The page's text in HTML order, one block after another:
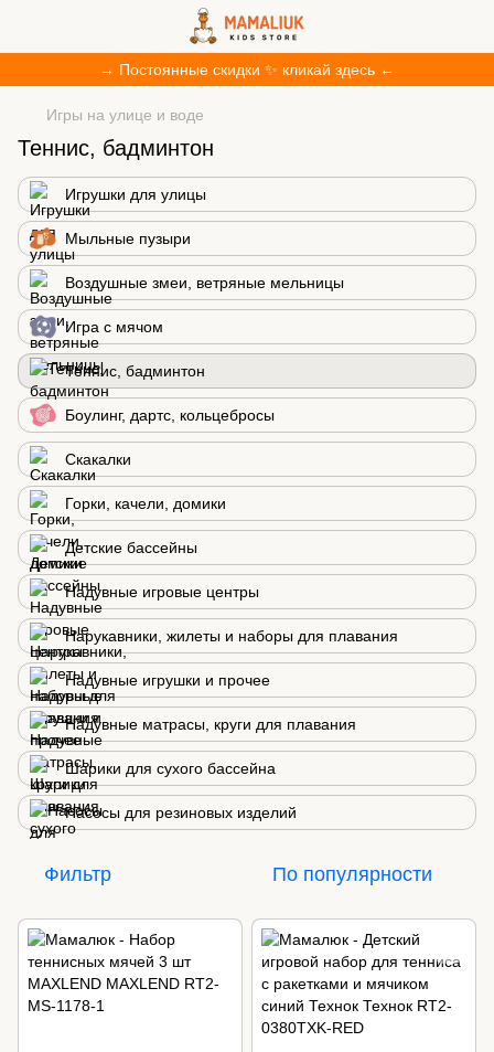
→ Постоянные скидки ✨ кликай здесь ←
Игры на улице и воде
Теннис, бадминтон
Игрушки для улицы
Мыльные пузыри
Воздушные змеи, ветряные мельницы
Игра с мячом
Теннис, бадминтон
Боулинг, дартс, кольцебросы
Скакалки
Горки, качели, домики
Детские бассейны
Надувные игровые центры
Нарукавники, жилеты и наборы для плавания
Надувные игрушки и прочее
Надувные матрасы, круги для плавания
Шарики для сухого бассейна
Насосы для резиновых изделий
Фильтр По популярности